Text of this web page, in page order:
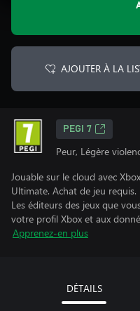
AJOUTER À LA
PEGI 7
Peur, Légère
Jouable sur le cloud avec
Ultimate. Achat de jeu requis.
Les éditeurs des jeux que
votre profil Xbox et aux
Apprenez-en plus
DÉTAILS